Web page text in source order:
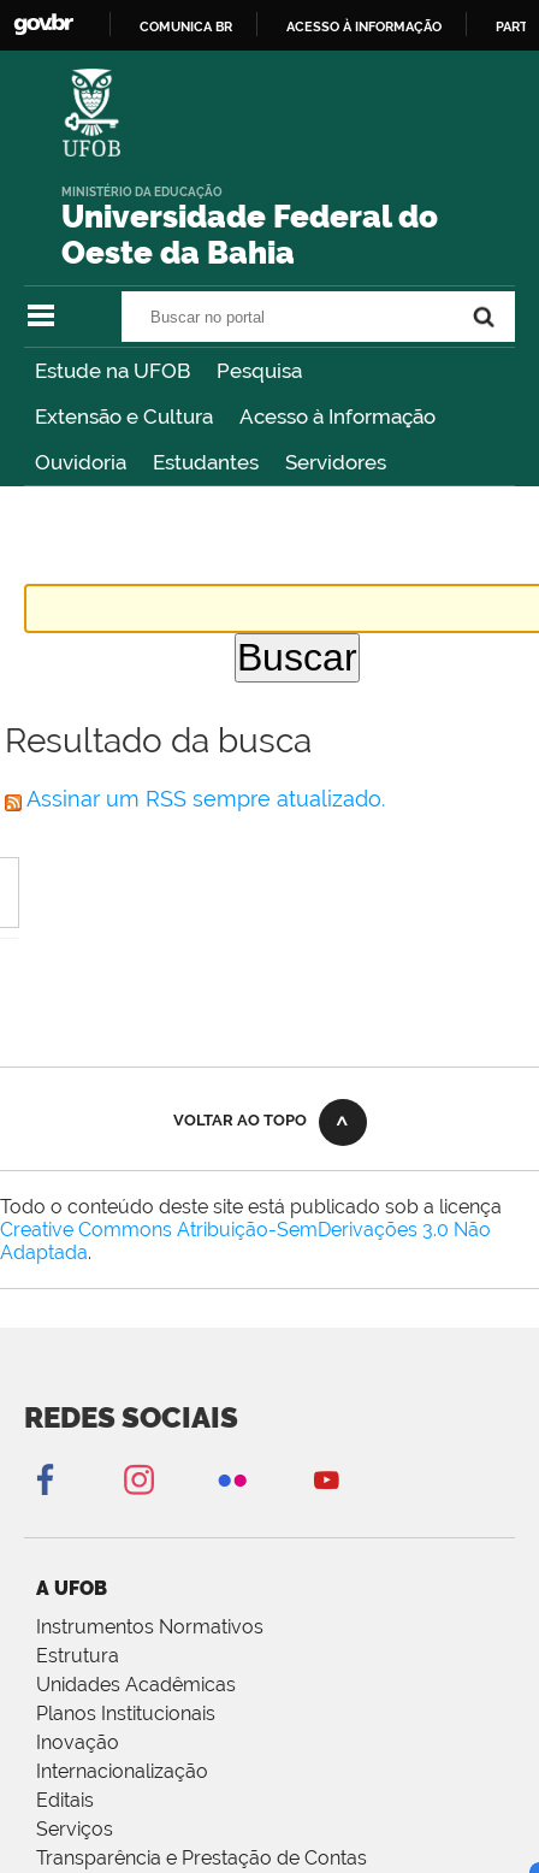
COMUNICA BR ACESSO À INFORMAÇÃO
Universidade Federal do
Oeste da Bahia
MINISTÉRIO DA EDUCAÇÃO
Estude na UFOB
Pesquisa
Extensão e Cultura
Acesso à Informação
Ouvidoria
Estudantes Servidores
Resultado da busca
Assinar um RSS sempre atualizado.
VOLTAR AO TOPO
Todo o conteúdo deste site está publicado sob a licença
Creative Commons Atribuição-SemDerivações 3.0 Não
Adaptada.
REDES SOCIAIS
A UFOB
Instrumentos Normativos
Estrutura
Unidades Acadêmicas
Planos Institucionais
Inovação
Internacionalização
Editais
Serviços
Transparência e Prestação de Contas